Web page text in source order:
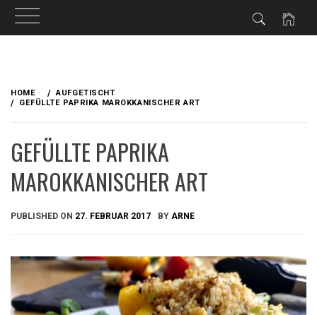
content
HOME
AUFGETISCHT
GEFÜLLTE PAPRIKA MAROKKANISCHER ART
GEFÜLLTE PAPRIKA
MAROKKANISCHER ART
PUBLISHED ON 27. FEBRUAR 2017 BY ARNE